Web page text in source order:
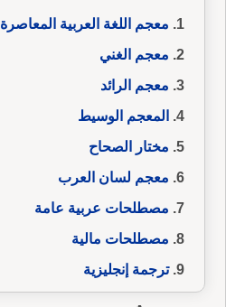
معجم اللغة العربية المعاصرة
معجم الغني
معجم الرائد
المعجم الوسيط
مختار الصحاح
معجم لسان العرب
مصطلحات عربية عامة
مصطلحات مالية
ترجمة إنجليزية